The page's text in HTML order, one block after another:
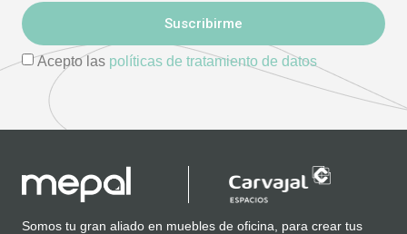
Acepto las políticas de tratamiento de datos
Suscribirme
Somos tu gran aliado en muebles de oficina, para crear tus